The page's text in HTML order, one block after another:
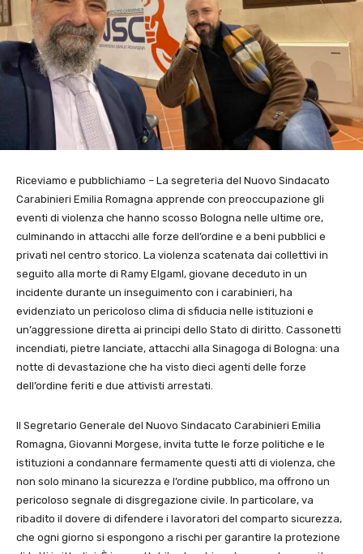
Riceviamo e pubblichiamo – La segreteria del Nuovo Sindacato
Carabinieri Emilia Romagna apprende con preoccupazione gli
eventi di violenza che hanno scosso Bologna nelle ultime ore,
culminando in attacchi alle forze dell’ordine e a beni pubblici e
privati nel centro storico. La violenza scatenata dai collettivi in
seguito alla morte di Ramy Elgaml, giovane deceduto in un
incidente durante un inseguimento con i carabinieri, ha
evidenziato un pericoloso clima di sfiducia nelle istituzioni e
un’aggressione diretta ai principi dello Stato di diritto. Cassonetti
incendiati, pietre lanciate, attacchi alla Sinagoga di Bologna: una
notte di devastazione che ha visto dieci agenti delle forze
dell’ordine feriti e due attivisti arrestati.
Il Segretario Generale del Nuovo Sindacato Carabinieri Emilia
Romagna, Giovanni Morgese, invita tutte le forze politiche e le
istituzioni a condannare fermamente questi atti di violenza, che
non solo minano la sicurezza e l’ordine pubblico, ma offrono un
pericoloso segnale di disgregazione civile. In particolare, va
ribadito il dovere di difendere i lavoratori del comparto sicurezza,
che ogni giorno si espongono a rischi per garantire la protezione